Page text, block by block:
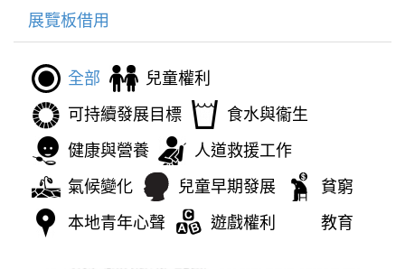
展覽板借用
全部
兒童權利
可持續發展目標
食水與衞生
健康與營養
人道救援工作
氣候變化
兒童早期發展
貧窮
本地青年心聲
遊戲權利 教育